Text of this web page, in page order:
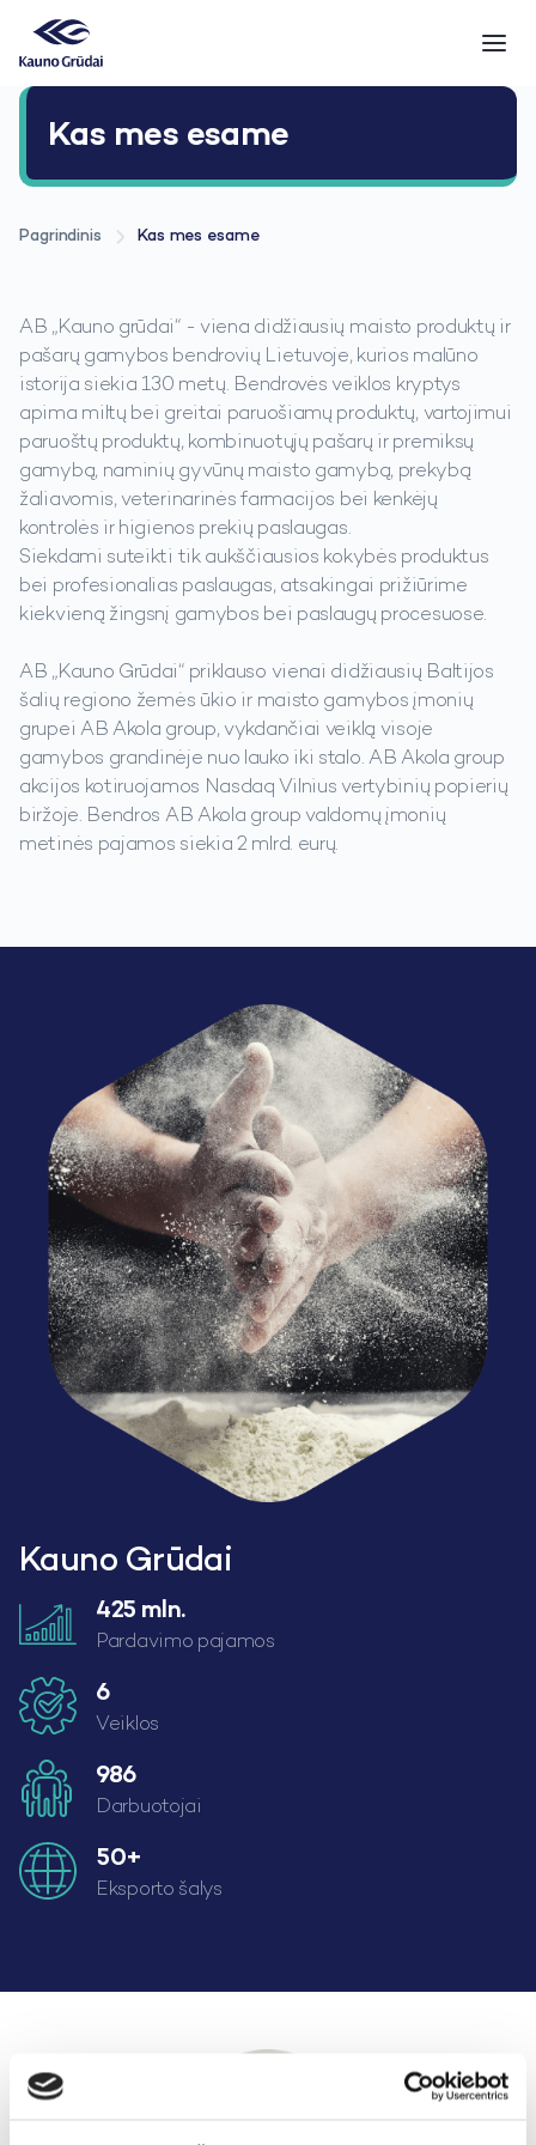
Kas mes esame
Pagrindinis Kas mes esame
AB „Kauno grūdai“ - viena didžiausių maisto produktų ir
pašarų gamybos bendrovių Lietuvoje, kurios malūno
istorija siekia 130 metų. Bendrovės veiklos kryptys
apima miltų bei greitai paruošiamų produktų, vartojimui
paruoštų produktų, kombinuotųjų pašarų ir premiksų
gamybą, naminių gyvūnų maisto gamybą, prekybą
žaliavomis, veterinarinės farmacijos bei kenkėjų
kontrolės ir higienos prekių paslaugas.
Siekdami suteikti tik aukščiausios kokybės produktus
bei profesionalias paslaugas, atsakingai prižiūrime
kiekvieną žingsnį gamybos bei paslaugų procesuose.
AB „Kauno Grūdai“ priklauso vienai didžiausių Baltijos
šalių regiono žemės ūkio ir maisto gamybos įmonių
grupei AB Akola group, vykdančiai veiklą visoje
gamybos grandinėje nuo lauko iki stalo. AB Akola group
akcijos kotiruojamos Nasdaq Vilnius vertybinių popierių
biržoje. Bendros AB Akola group valdomų įmonių
metinės pajamos siekia 2 mlrd. eurų.
Kauno Grūdai
425 mln.
Pardavimo pajamos
6
Veiklos
986
Darbuotojai
50+
Eksporto šalys